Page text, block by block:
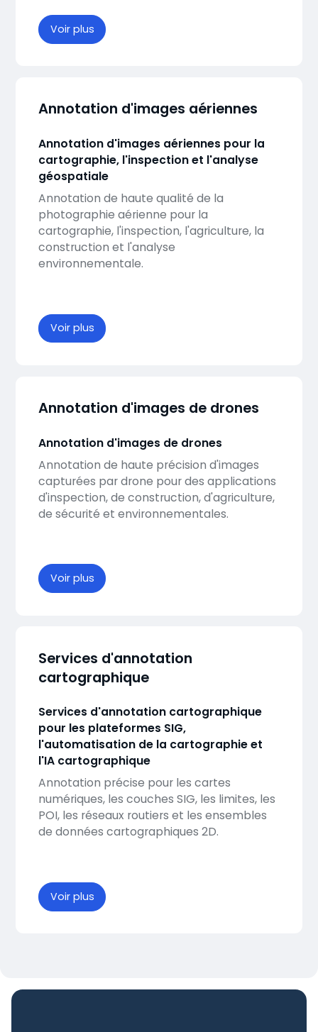
Voir plus
Annotation d'images aériennes
Annotation d'images aériennes pour la
cartographie, l'inspection et l'analyse
géospatiale
Annotation de haute qualité de la
photographie aérienne pour la
cartographie, l'inspection, l'agriculture, la
construction et l'analyse
environnementale.
Voir plus
Annotation d'images de drones
Annotation d'images de drones
Annotation de haute précision d'images
capturées par drone pour des applications
d'inspection, de construction, d'agriculture,
de sécurité et environnementales.
Voir plus
Services d'annotation
cartographique
Services d'annotation cartographique
pour les plateformes SIG,
l'automatisation de la cartographie et
l'IA cartographique
Annotation précise pour les cartes
numériques, les couches SIG, les limites, les
POI, les réseaux routiers et les ensembles
de données cartographiques 2D.
Voir plus